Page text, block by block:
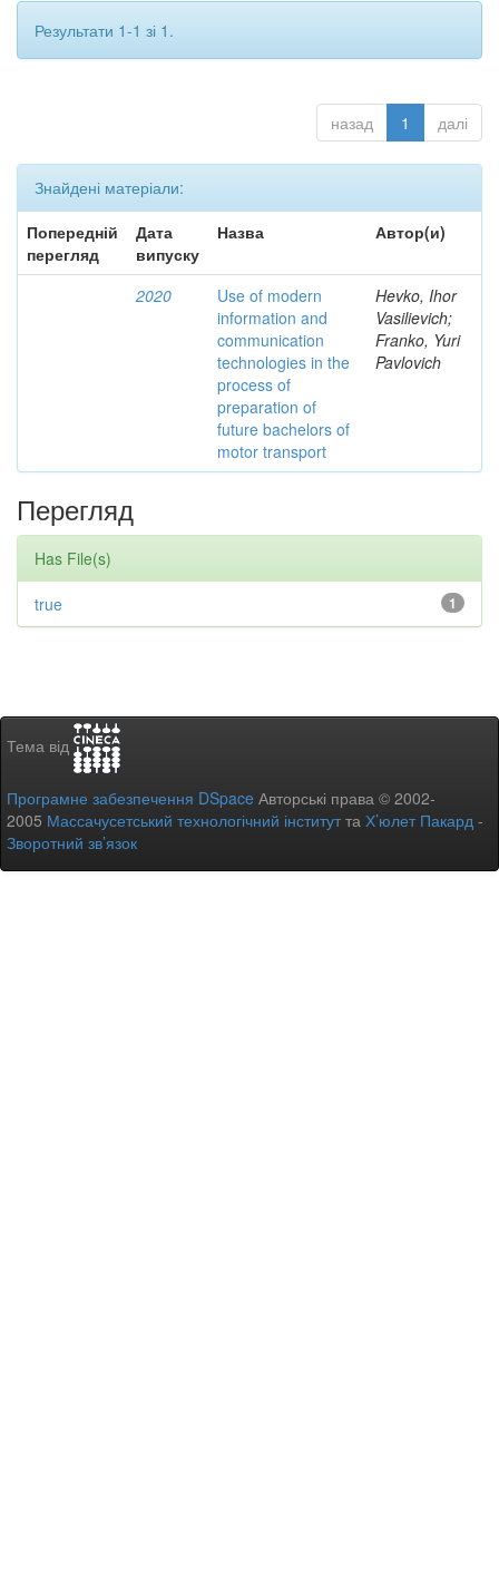
Результати 1-1 зі 1.
назад 1 далі
Знайдені матеріали:
Попередній
перегляд
Дата
випуску
Назва Автор(и)
2020
Use of modern
information and
communication
technologies in the
process of
preparation of
future bachelors of
motor transport
Hevko, Ihor
Vasilievich;
Franko, Yuri
Pavlovich
Перегляд
Has File(s)
1
true
Тема від
Програмне забезпечення DSpace Авторські права © 2002-
2005 Массачусетський технологічний інститутта Х’юлет Пакард -
Зворотний зв’язок